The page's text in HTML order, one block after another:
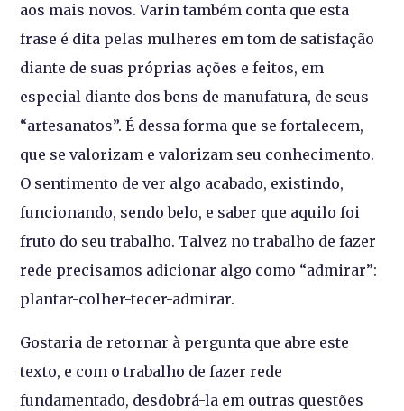
aos mais novos. Varin também conta que esta
frase é dita pelas mulheres em tom de satisfação
diante de suas próprias ações e feitos, em
especial diante dos bens de manufatura, de seus
“artesanatos”. É dessa forma que se fortalecem,
que se valorizam e valorizam seu conhecimento.
O sentimento de ver algo acabado, existindo,
funcionando, sendo belo, e saber que aquilo foi
fruto do seu trabalho. Talvez no trabalho de fazer
rede precisamos adicionar algo como “admirar”:
plantar-colher-tecer-admirar.
Gostaria de retornar à pergunta que abre este
texto, e com o trabalho de fazer rede
fundamentado, desdobrá-la em outras questões